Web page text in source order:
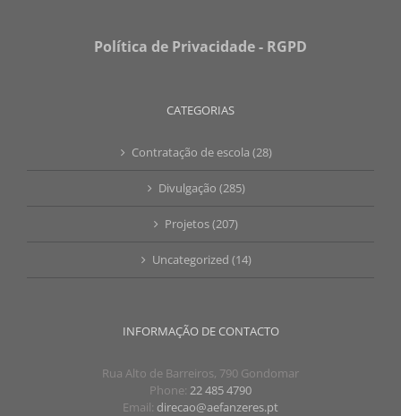
Política de Privacidade - RGPD
CATEGORIAS
Contratação de escola (28)
Divulgação (285)
Projetos (207)
Uncategorized (14)
INFORMAÇÃO DE CONTACTO
Rua Alto de Barreiros, 790 Gondomar
Phone: 22 485 4790
Email: direcao@aefanzeres.pt